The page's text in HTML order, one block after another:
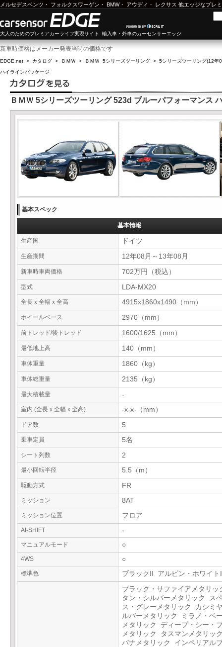
メルセデスベンツ ・ フォルクスワーゲン ・ BMW・ アウディ ・ レクサス 他エッジなプレ
大人のためのプレミアカーライフ実現サイト 輸入車・外車のカーセンサーエッジ
新車時価格はメーカー発表当時の価格です
EDGE.net > カタログ > ＢＭＷ > ＢＭＷ 5シリーズツーリング > 5シリーズツーリング(12年
ハイラインパッケージ
ＢＭＷ 5シリーズツーリング 523d ブルーパフォーマンス
基本スペック
基本情報
生産国 ドイツ
生産期間 12年08月～13年08月
新車時車両価格 702万円（税込）
型式 LDA-MX20
全長ｘ全幅ｘ全高 4915x1860x1490（mm）
ホイールベース 2970（mm）
前トレッド/後トレッド 1600/1625（mm）
最低地上高 140（mm）
車体重量 1860（kg）
車体総重量 2135（kg）
最大積載量 -
室内 (全長ｘ全幅ｘ全高) -x-x-（mm）
ドア数 5
乗車定員 5名
シート列数 2
最小回転半径 5.5（m）
駆動方式 FR
ミッション 8AT
ミッション位置 フロア
AI-SHIFT -
マニュアルモード ○
4WS ○
標準色 ブラックII アルピン・ホワイ
ブラック・サファイアメタリ
タン・シルバーメタリック ス
ス・グレーメタリック カシミ
ルバーメタリック ミラノ・ベ
メタリック ディープ・シー・
メタリック タスマンメタリッ
バナメタリック インペリアル